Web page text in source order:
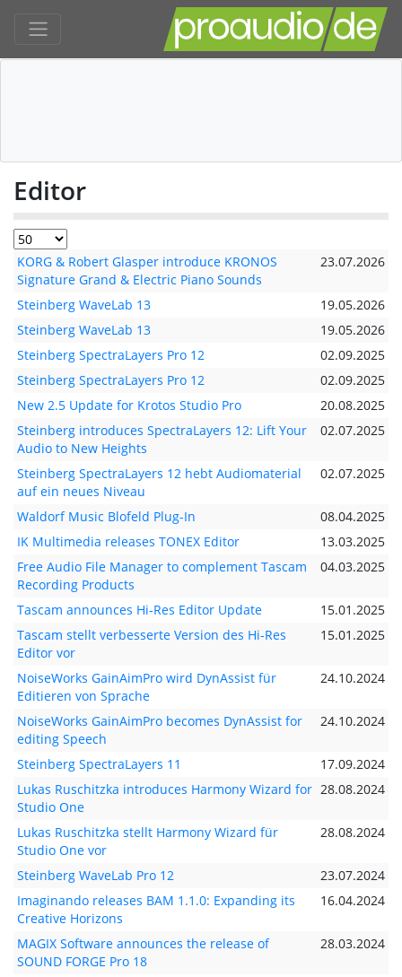
Editor
KORG & Robert Glasper introduce KRONOS
Signature Grand & Electric Piano Sounds
23.07.2026
Steinberg WaveLab 13
19.05.2026
Steinberg WaveLab 13
19.05.2026
Steinberg SpectraLayers Pro 12
02.09.2025
Steinberg SpectraLayers Pro 12
02.09.2025
New 2.5 Update for Krotos Studio Pro
20.08.2025
Steinberg introduces SpectraLayers 12: Lift Your
Audio to New Heights
02.07.2025
Steinberg SpectraLayers 12 hebt Audiomaterial
auf ein neues Niveau
02.07.2025
Waldorf Music Blofeld Plug-In
08.04.2025
IK Multimedia releases TONEX Editor
13.03.2025
Free Audio File Manager to complement Tascam
Recording Products
04.03.2025
Tascam announces Hi-Res Editor Update
15.01.2025
Tascam stellt verbesserte Version des Hi-Res
Editor vor
15.01.2025
NoiseWorks GainAimPro wird DynAssist für
Editieren von Sprache
24.10.2024
NoiseWorks GainAimPro becomes DynAssist for
editing Speech
24.10.2024
Steinberg SpectraLayers 11
17.09.2024
Lukas Ruschitzka introduces Harmony Wizard for
Studio One
28.08.2024
Lukas Ruschitzka stellt Harmony Wizard für
Studio One vor
28.08.2024
Steinberg WaveLab Pro 12
23.07.2024
Imaginando releases BAM 1.1.0: Expanding its
Creative Horizons
16.04.2024
MAGIX Software announces the release of
SOUND FORGE Pro 18
28.03.2024